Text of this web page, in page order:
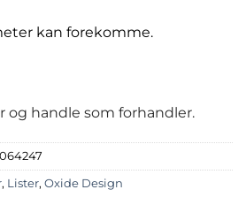
kan forekomme.
og handle som forhandler.
, Lister, Oxide Design